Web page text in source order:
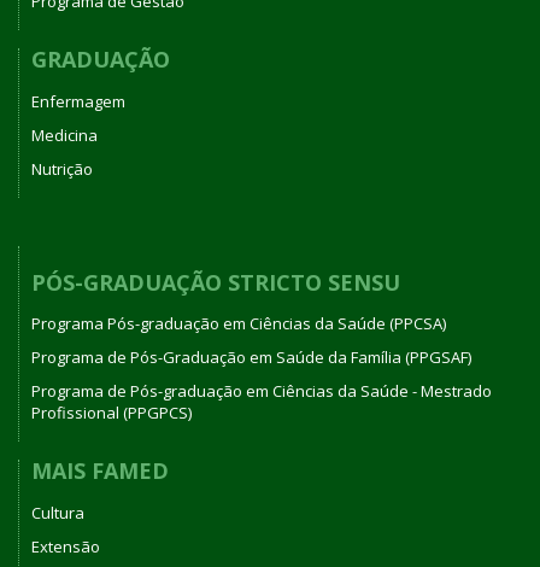
GRADUAÇÃO
Enfermagem
Medicina
Nutrição
PÓS-GRADUAÇÃO STRICTO SENSU
Programa Pós-graduação em Ciências da Saúde (PPCSA)
Programa de Pós-Graduação em Saúde da Família (PPGSAF)
Programa de Pós-graduação em Ciências da Saúde - Mestrado
Profissional (PPGPCS)
MAIS FAMED
Cultura
Extensão